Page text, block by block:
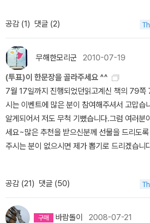
멜로드라마가 묘하게 사람을 끌어당기는 데에
형식의 미스매치가 내는 까끌한 매력이다. 이 책
본 뉴욕 레스토랑의 부엌 풍경은 식도락이라는
무관한 스릴과 냉소, 음모(?)로 긴박하다. (필자
약자도 무려 CIA 다!) 이 책이 누설하는 요리와
화도 흥미진진하지만, 섹시한 에세이를 쓰고 싶
참고서다. 동물해방 / 피터 싱어 때로는 논리의
기 힘든 사랑이 있다. 인간 아닌 동물이 겪는 부
가 그저 측은지심이 아니라 인간이 겸손하게
좋은 세계와 불가피하게 관련돼 있음을 확인할
된다. 피터 싱어는 콘라드 로렌츠와 더불어 동
있는 모든 이의 훌륭한 조력자다. 도시와 인간 /
사를 지망하며 마음 속에 그렸던 그림이 알고보
깝다는 사실 학부 생활 도중에 깨달았기 때문이
절 내가 막연히 그렸던 역사의 로맨틱한 청사진
에 올라있었던 김혜리의 책을 볼까요.씨네 21
명의 '크리에이티브 리더'가 한 인터뷰를 하나로
는 목적이 포함된 인터뷰라는 사실을 무시할 수
관없는 신경민 앵커나 유시민 님이나 장한나, 번
인터뷰도 있네요.사실 이 책은 고현정의 인터뷰
데, 정영목의 인터뷰가 뜻밖에도 몹시 흥미로웠
가 처음으로 번역가의 이름을 의식하기 시작한
거든요. <눈 먼 자들의 도시>를 통해서 말이죠
도 그 책에 관해 이야기를 하는데, 줄바꿈이나
고 줄줄줄 기술하는 책을, 그것도 중역(포르투
면 별 고민없이 집어들죠. 그렇다고 정영목이
는 번역자는 아니예요. 이윤기는 이윤기 스럽게,
럽게 번역을 하는데 정영목은 자기 냄새를 최
같아요. 그걸 정영목은 이렇게 말하죠. 저보고 둘 중 하나만 고르
인터뷰로 버티고 있다.가장 먼저 읽은 책은 이
사들의 솔직 담백한 최근 이야기를 들을 수 있었
미가 쏠쏠했다.저자의 가장 최근 저작이다.이
론가인 신형철과의 인터뷰를 읽은 후 <몰락의
론이나 비평을 읽으면서 궁금했던 게 시,소설의
에서 잘 써논 것도 있을텐데,날카롭고 신랄한 비
는 듯 몰아친다는 점...신형철은 비판보다는 칭
론가라는 혐의가 있어 확증을 잡기 위해 읽어보
력이상의 과욕을 부리는구나 싶은 후회가 사정
내가 읽은 책들의 저자 치고잘나지 않은 사람
삼고 가기로 함..이어서 읽은 책이영화한테 뭐
는 생각을 하면서 읽었는데,영화야 사랑해 또
음이 아닐까 싶을 정도로 영화에 대한 애정이 묻
도 구했다.바야흐로책읽기의 파생상품(?)이극
을 비워가고,카드 이용대금 명세서를 무겁게 만
공감 (1) 댓글 (2)
무해한모리군 2010-07-19
(투표)이 한문장을 골라주세요 ^^
7월 17일까지 진행되었던읽고계신 책의 79쪽
시는 이벤트에 많은 분이 참여해주셔서 고맙습
알게되어서 저도 무척 기뻤습니다.그럼 여러분
세요~많은 추천을 받으신분께 선물을 드리도
주시는 분이 없으시면 제가 뽑기로 드리겠습니
되는 느낌을 받았기 때문이라는 건가요?'17열 /
태어났다는 것을 알았습니다. 비단뱀이 몸.....2.
7열/ ...려고 신음하는 소리라고 말했고, 나는
밤, 우리 어머니와 -17열/ 아쉽게도 79쪽엔 17
공감 (21) 댓글 (50)
바람돌이 2008-07-21